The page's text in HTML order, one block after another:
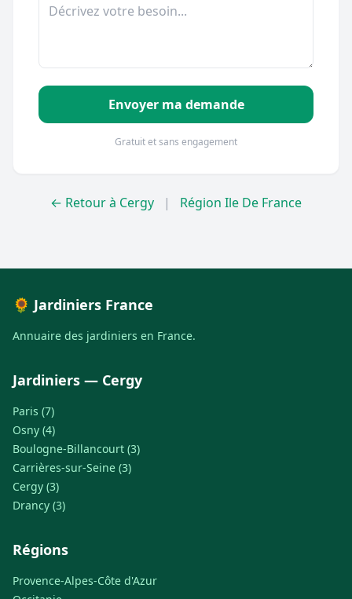
Envoyer ma demande
Gratuit et sans engagement
← Retour à Cergy | Région Ile De France
🌻 Jardiniers France
Annuaire des jardiniers en France.
Jardiniers — Cergy
Paris (7)
Osny (4)
Boulogne-Billancourt (3)
Carrières-sur-Seine (3)
Cergy (3)
Drancy (3)
Régions
Provence-Alpes-Côte d'Azur